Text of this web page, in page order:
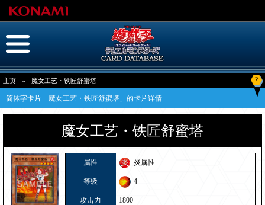
主页 » 魔女工艺・铁匠舒蜜塔 ?
简体字卡片「魔女工艺・铁匠舒蜜塔」的卡片详情
魔女工艺・铁匠舒蜜塔
属性 炎属性
等级 4
攻击力 1800